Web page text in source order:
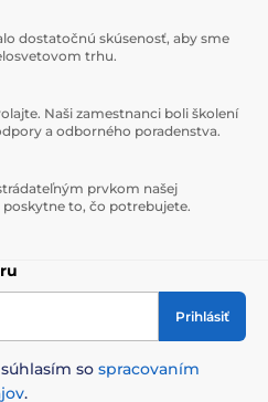
dostatočnú skúsenosť, aby sme
trhu.
Naši zamestnanci boli školení
a odborného poradenstva.
prvkom našej
to, čo potrebujete.
Prihlásiť
so spracovaním
.